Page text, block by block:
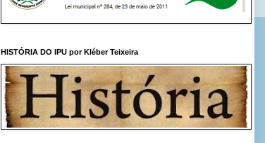
HISTÓRIA DO IPU por Kléber Teixeira